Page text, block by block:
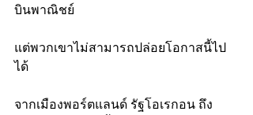
บินพาณิชย์
แต่พวกเขาไม่สามารถปล่อยโอกาสนี้ไป
ได้
จากเมืองพอร์ตแลนด์ รัฐโอเรกอน ถึง